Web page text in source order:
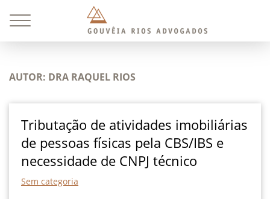
AUTOR: DRA RAQUEL RIOS
Tributação de atividades imobiliárias
de pessoas físicas pela CBS/IBS e
necessidade de CNPJ técnico
Sem categoria